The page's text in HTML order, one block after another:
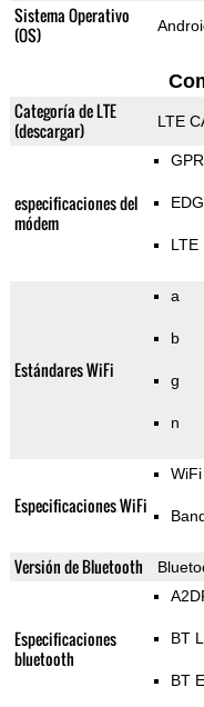
Sistema Operativo
(OS)
Categoría de LTE
(descargar)
LTE
especificaciones del
módem
LTE
Estándares WiFi
a
b
g
n
Especificaciones WiFi
Versión de Bluetooth
Especificaciones
bluetooth
BT
BT